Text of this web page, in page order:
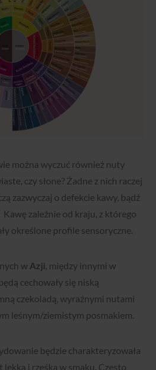
można wyczuć również nuty
czy słone? Żadne z nich raczej
zazwyczaj o defekcie kawy, bądź
Kawę zależnie od kraju, z którego
określone profile sensoryczne.
w Azji, między innymi w
cechowały się niską
czekoladą, wyraźnymi nutami
leśnym/ziemistym posmakiem.
będzie charakteryzowała
i rześka w smaku. Często